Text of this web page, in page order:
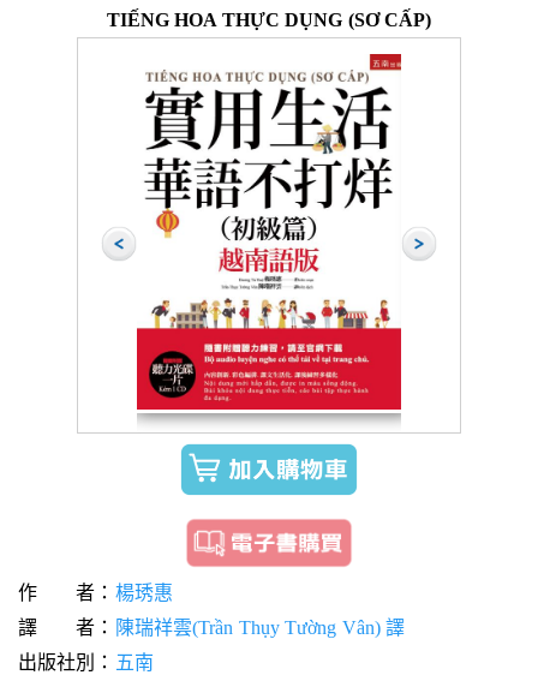
TIẾNG HOA THỰC DỤNG (SƠ CẤP)
作 者： 楊琇惠
譯 者： 陳瑞祥雲(Trần Thụy Tường Vân) 譯
出版社別： 五南